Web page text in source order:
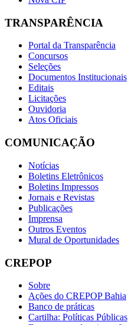
TRANSPARÊNCIA
Portal da Transparência
Concursos
Seleções
Documentos Institucionais
Editais
Licitações
Ouvidoria
Atos Oficiais
COMUNICAÇÃO
Notícias
Boletins Eletrônicos
Boletins Impressos
Jornais e Revistas
Publicações
Imprensa
Outros Eventos
Mural de Oportunidades
CREPOP
Sobre
Ações do CREPOP Bahia
Banco de práticas
Cartilha: Políticas Públicas